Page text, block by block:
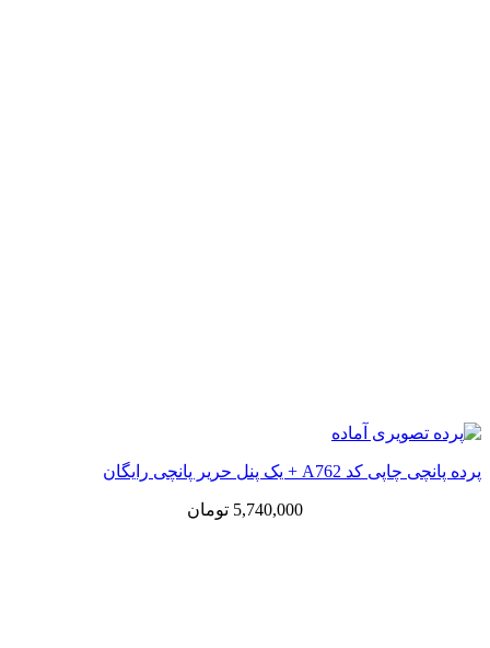
پرده پانچی چاپی کد A762 + یک پنل حریر پانچی رایگان
5,740,000 تومان